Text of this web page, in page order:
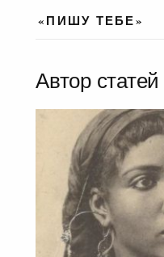
«ПИШУ ТЕБЕ»
Автор статей